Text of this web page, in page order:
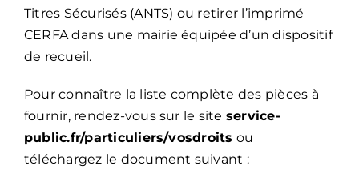
Titres Sécurisés (ANTS) ou retirer l’imprimé
CERFA dans une mairie équipée d’un dispositif
de recueil.
Pour connaître la liste complète des pièces à
fournir, rendez-vous sur le site service-
public.fr/particuliers/vosdroits ou
téléchargez le document suivant :